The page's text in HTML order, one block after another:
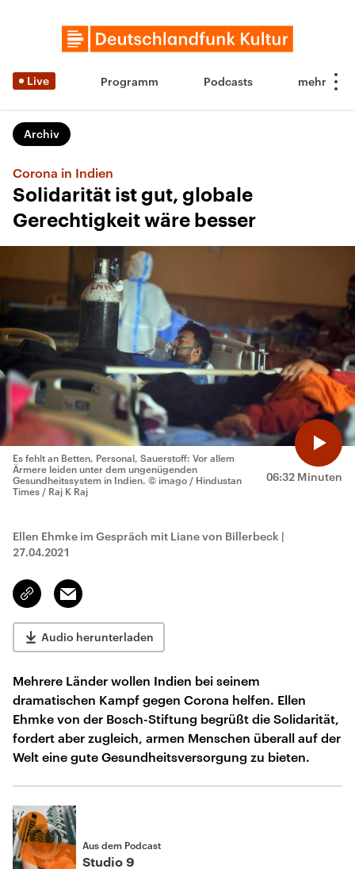
Live Programm Podcasts
Archiv
Corona in Indien
Solidarität ist gut, globale
Gerechtigkeit wäre besser
06:32 Minuten
Es fehlt an Betten, Personal, Sauerstoff: Vor allem
Ärmere leiden unter dem ungenügenden
Gesundheitssystem in Indien. © imago / Hindustan
Times / Raj K Raj
Ellen Ehmke im Gespräch mit Liane von Billerbeck |
27.04.2021
Link
kopieren/teilen
Email
Audio herunterladen
Mehrere Länder wollen Indien bei seinem
dramatischen Kampf gegen Corona helfen. Ellen
Ehmke von der Bosch-Stiftung begrüßt die Solidarität,
fordert aber zugleich, armen Menschen überall auf der
Welt eine gute Gesundheitsversorgung zu bieten.
Aus dem Podcast
Studio 9